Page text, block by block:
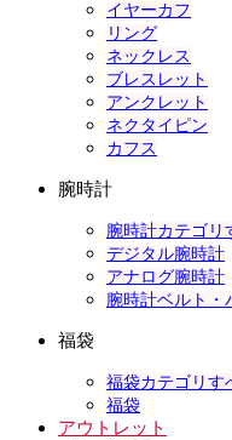
イヤーカフ
リング
ネックレス
ブレスレット
アンクレット
ネクタイピン
カフス
腕時計
腕時計カテゴリ
デジタル腕時計
アナログ腕時計
腕時計ベルト・
福袋
福袋カテゴリす
福袋
アウトレット